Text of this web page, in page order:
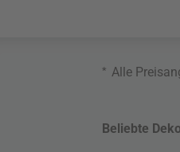
* Alle
Beliebte